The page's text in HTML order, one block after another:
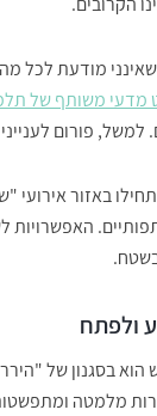
מודעת לכל
מדעי משותף של
למשל, פורום
באזור
האפשרויות
בשטח.
ולפתח
בסגנון של
מלמטה